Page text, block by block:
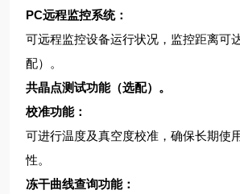
PC远程监控系统：
可远程监控设备运行状况，监控距离可
配）。
共晶点测试功能（选配）。
校准功能：
可进行温度及真空度校准，确保长期使
性。
冻干曲线查询功能：